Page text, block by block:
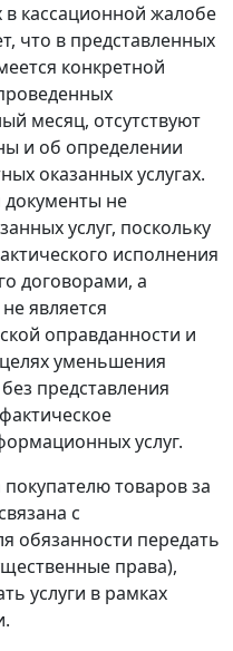
кассационной жалобе
что в представленных
конкретной
месяц, отсутствуют
и об определении
оказанных услугах.
не
услуг, поскольку
исполнения
договорами, а
является
оправданности и
уменьшения
представления
услуг.
товаров за
с
обязанности передать
права),
услуги в рамках